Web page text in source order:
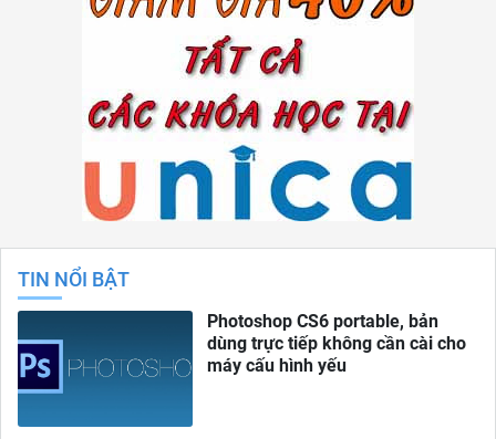
TIN NỔI BẬT
Photoshop CS6 portable, bản
dùng trực tiếp không cần cài cho
máy cấu hình yếu